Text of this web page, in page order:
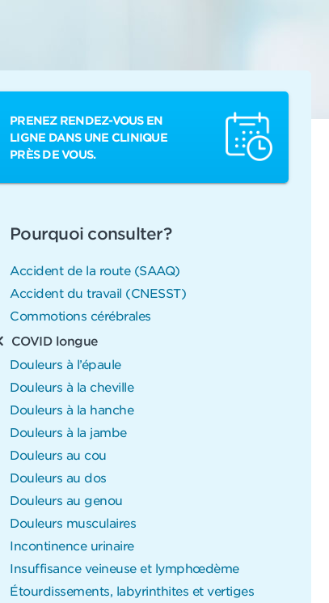
PRENEZ RENDEZ-VOUS EN
LIGNE DANS UNE CLINIQUE
PRÈS DE VOUS.
Pourquoi consulter?
Accident de la route (SAAQ)
Accident du travail (CNESST)
Commotions cérébrales
COVID longue
Douleurs à l’épaule
Douleurs à la cheville
Douleurs à la hanche
Douleurs à la jambe
Douleurs au cou
Douleurs au dos
Douleurs au genou
Douleurs musculaires
Incontinence urinaire
Insuffisance veineuse et lymphœdème
Étourdissements, labyrinthites et vertiges